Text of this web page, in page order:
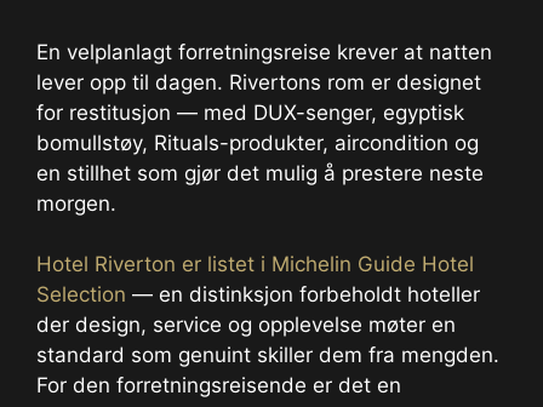
En velplanlagt forretningsreise krever at natten
lever opp til dagen. Rivertons rom er designet
for restitusjon — med DUX-senger, egyptisk
bomullstøy, Rituals-produkter, aircondition og
en stillhet som gjør det mulig å prestere neste
morgen.
Hotel Riverton er listet i Michelin Guide Hotel
Selection — en distinksjon forbeholdt hoteller
der design, service og opplevelse møter en
standard som genuint skiller dem fra mengden.
For den forretningsreisende er det en